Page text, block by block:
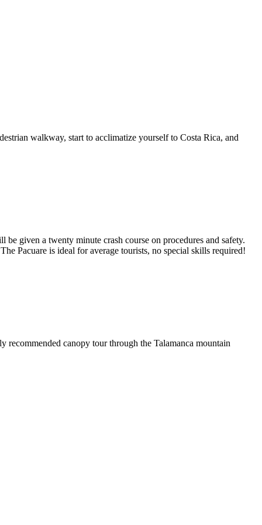
walkway, start to acclimatize yourself to Costa Rica, and
given a twenty minute crash course on procedures and safety.
Pacuare is ideal for average tourists, no special skills required!
canopy tour through the Talamanca mountain